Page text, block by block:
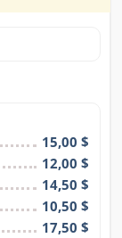
15,00 $
12,00 $
14,50 $
10,50 $
17,50 $